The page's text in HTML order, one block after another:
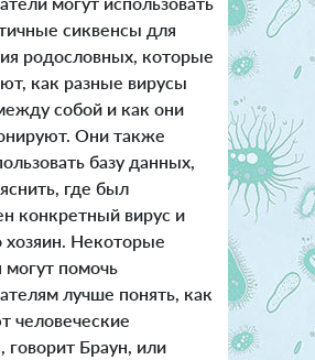
сиквенсы для
родословных, которые
как разные вирусы
собой и как они
Они также
базу данных,
где был
конкретный вирус и
хозяин. Некоторые
могут помочь
лучше понять, как
человеческие
говорит Браун, или